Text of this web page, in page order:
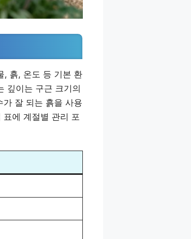
, 흙, 온도 등 기본 환
깊이는 구근 크기의
잘 되는 흙을 사용
에 계절별 관리 포